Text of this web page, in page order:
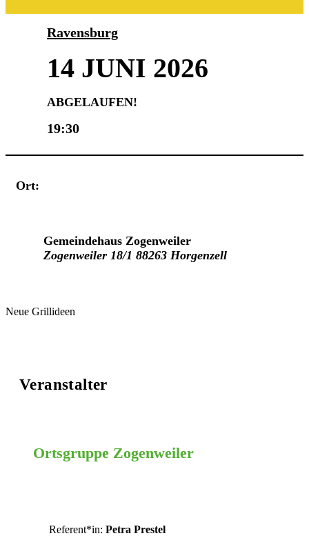
Ravensburg
14 JUNI 2026
ABGELAUFEN!
19:30
Ort:
Gemeindehaus Zogenweiler
Zogenweiler 18/1 88263 Horgenzell
Neue Grillideen
Veranstalter
Ortsgruppe Zogenweiler
Referent*in: Petra Prestel